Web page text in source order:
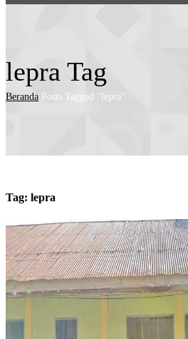
lepra Tag
Beranda Posts Tagged "lepra"
Tag: lepra